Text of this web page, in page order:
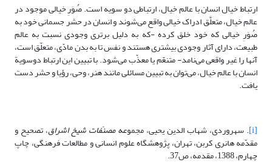
ارتباط خیال انسان با عالم خیال، ارتباطی دو سویه است. صُوَرِ خیالی موجود در
عالم خیال، متعلَّق ادراک خیالی واقع می‌شوند و انسان در حشر جسمانی خود به
صُوَرِ خیالی که خود خلق کرده -که به دلیل برتری وجودی نسبت به عالم
طبیعت، دارای آثار وجودی بیشتری هستند و نفس تا به بدن مادّی، متعلّق است،
آنها را غیر واقعی می‌نامد- متنعّم یا معذّب می‌شود. با تبیین این ارتباط دوسویة
انسان با عالم خیال، می‌توان به تبیین مسائلی مانند هنر، وحی، رؤیا و حشر دست
یافت.
[i] . سهروردی، شهاب الدین یحیی، مجموعه مصنّفات شیخ اشراق، تصحیح و
مقدّمه هانری کربن، تهران، پژوهشگاه علوم انسانی و مطالعات فرهنگی، چاپ
چهارم، 1388، مقدمه، ص37.